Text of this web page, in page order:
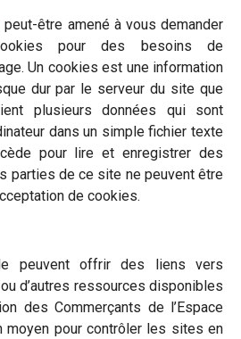
peut-être amené à vous demander
pour des besoins de
Un cookies est une information
dur par le serveur du site que
plusieurs données qui sont
dans un simple fichier texte
pour lire et enregistrer des
parties de ce site ne peuvent être
de cookies.
peuvent offrir des liens vers
d’autres ressources disponibles
des Commerçants de l’Espace
moyen pour contrôler les sites en